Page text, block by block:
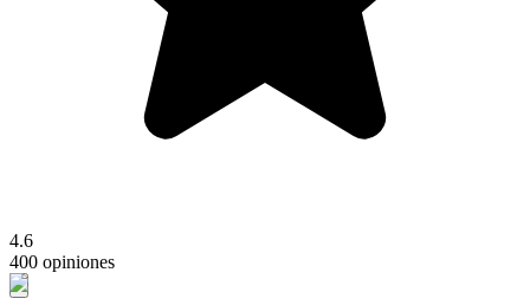
4.6
400 opiniones